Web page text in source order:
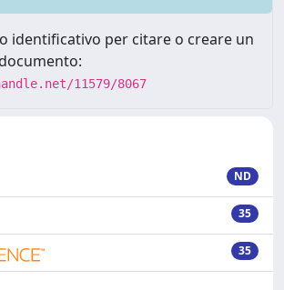
identificativo per citare o creare un
11579/8067
ND
35
35